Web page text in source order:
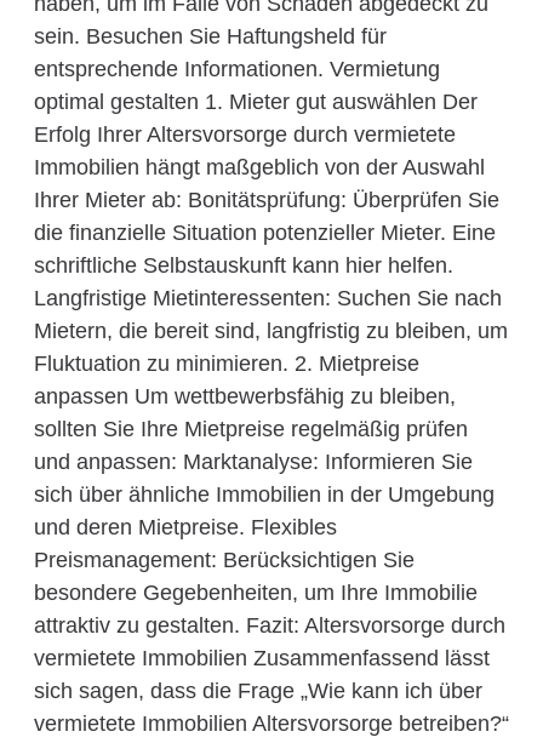
sein. Besuchen Sie Haftungsheld für
entsprechende Informationen. Vermietung
optimal gestalten 1. Mieter gut auswählen Der
Erfolg Ihrer Altersvorsorge durch vermietete
Immobilien hängt maßgeblich von der Auswahl
Ihrer Mieter ab: Bonitätsprüfung: Überprüfen Sie
die finanzielle Situation potenzieller Mieter. Eine
schriftliche Selbstauskunft kann hier helfen.
Langfristige Mietinteressenten: Suchen Sie nach
Mietern, die bereit sind, langfristig zu bleiben, um
Fluktuation zu minimieren. 2. Mietpreise
anpassen Um wettbewerbsfähig zu bleiben,
sollten Sie Ihre Mietpreise regelmäßig prüfen
und anpassen: Marktanalyse: Informieren Sie
sich über ähnliche Immobilien in der Umgebung
und deren Mietpreise. Flexibles
Preismanagement: Berücksichtigen Sie
besondere Gegebenheiten, um Ihre Immobilie
attraktiv zu gestalten. Fazit: Altersvorsorge durch
vermietete Immobilien Zusammenfassend lässt
sich sagen, dass die Frage „Wie kann ich über
vermietete Immobilien Altersvorsorge betreiben?“